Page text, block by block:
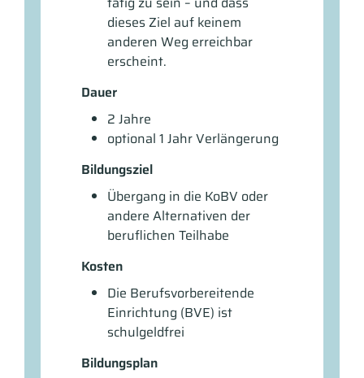
dieses Ziel auf keinem
anderen Weg erreichbar
erscheint.
Dauer
2 Jahre
optional 1 Jahr Verlängerung
Bildungsziel
Übergang in die KoBV oder
andere Alternativen der
beruflichen Teilhabe
Kosten
Die Berufsvorbereitende
Einrichtung (BVE) ist
schulgeldfrei
Bildungsplan